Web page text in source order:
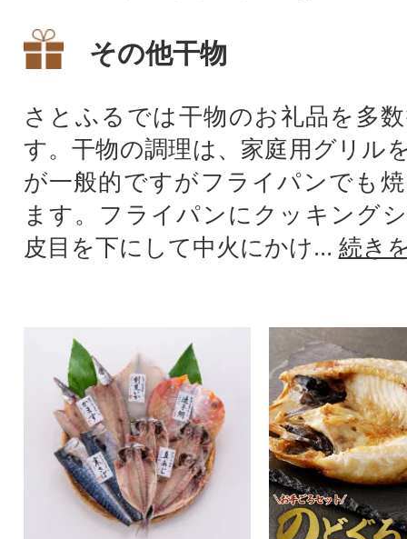
その他干物
さとふるでは干物のお礼品を多
す。干物の調理は、家庭用グリル
が一般的ですがフライパンでも
ます。フライパンにクッキング
皮目を下にして中火にかけ... 続き